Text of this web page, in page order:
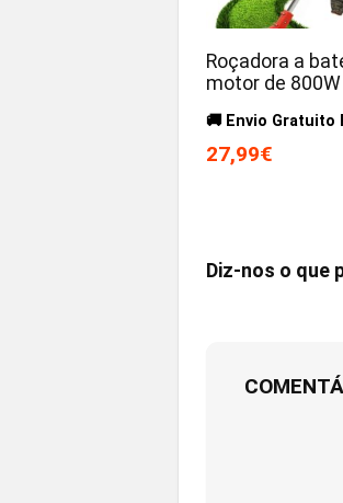
Roçadora a
motor de
🚚 Envio Gratuito
27,99€
Diz-nos o que